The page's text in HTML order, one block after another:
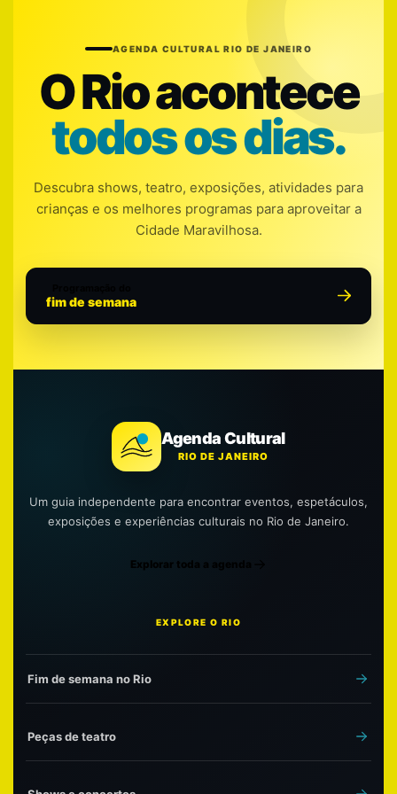
AGENDA CULTURAL RIO DE JANEIRO
O Rio acontece
todos os dias.
Descubra shows, teatro, exposições, atividades para
crianças e os melhores programas para aproveitar a
Cidade Maravilhosa.
fim de semana
Agenda Cultural
RIO DE JANEIRO
Um guia independente para encontrar eventos, espetáculos,
exposições e experiências culturais no Rio de Janeiro.
Explorar toda a agenda
EXPLORE O RIO
Fim de semana no Rio
Peças de teatro